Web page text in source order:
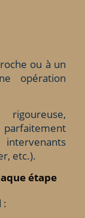
ou à un
opération
etc.).
étape
: